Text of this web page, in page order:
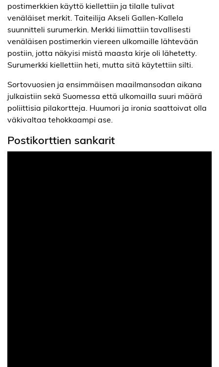
postimerkkien käyttö kiellettiin ja tilalle tulivat
venäläiset merkit. Taiteilija Akseli Gallen-Kallela
suunnitteli surumerkin. Merkki liimattiin tavallisesti
venäläisen postimerkin viereen ulkomaille lähtevään
postiin, jotta näkyisi mistä maasta kirje oli lähetetty.
Surumerkki kiellettiin heti, mutta sitä käytettiin silti.
Sortovuosien ja ensimmäisen maailmansodan aikana
julkaistiin sekä Suomessa että ulkomailla suuri määrä
poliittisia pilakortteja. Huumori ja ironia saattoivat olla
väkivaltaa tehokkaampi ase.
Postikorttien sankarit